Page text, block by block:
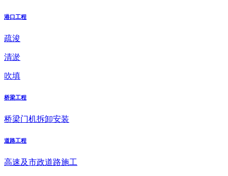
港口工程
疏浚
清淤
吹填
桥梁工程
桥梁门机拆卸安装
道路工程
高速及市政道路施工